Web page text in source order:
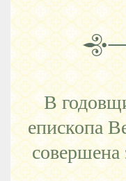
В
епископа
совершена